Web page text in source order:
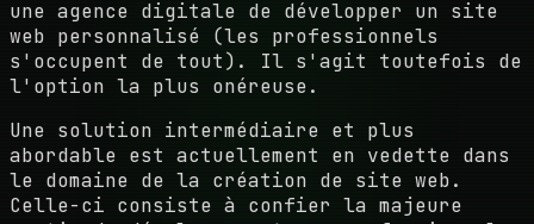
une agence digitale de développer un site
web personnalisé (les professionnels
s'occupent de tout). Il s'agit toutefois de
l'option la plus onéreuse.
Une solution intermédiaire et plus
abordable est actuellement en vedette dans
le domaine de la création de site web.
Celle-ci consiste à confier la majeure